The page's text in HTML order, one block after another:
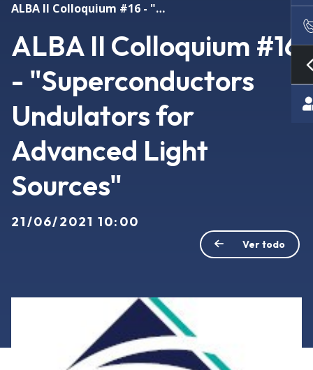
ALBA II Colloquium #16 - "Superconductors Undulators for Advanced Light Sources"
ALBA II Colloquium #16
- "Superconductors
Undulators for
Advanced Light
Sources"
21/06/2021 10:00
Ver todo